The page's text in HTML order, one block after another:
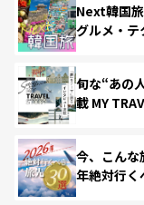
Next韓国
グルメ・テ
旬な“あの
載 MY
今、こんな
年絶対行く